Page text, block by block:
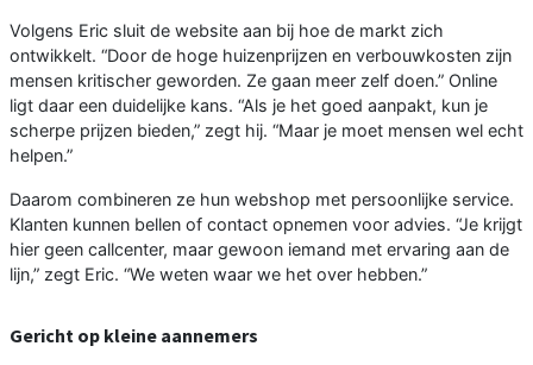
Volgens Eric sluit de website aan bij hoe de markt zich
ontwikkelt. “Door de hoge huizenprijzen en verbouwkosten zijn
mensen kritischer geworden. Ze gaan meer zelf doen.” Online
ligt daar een duidelijke kans. “Als je het goed aanpakt, kun je
scherpe prijzen bieden,” zegt hij. “Maar je moet mensen wel echt
helpen.”
Daarom combineren ze hun webshop met persoonlijke service.
Klanten kunnen bellen of contact opnemen voor advies. “Je krijgt
hier geen callcenter, maar gewoon iemand met ervaring aan de
lijn,” zegt Eric. “We weten waar we het over hebben.”
Gericht op kleine aannemers